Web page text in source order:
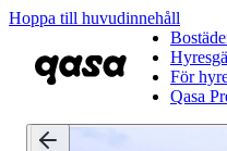
Hoppa till huvudinnehåll
För
Qasa